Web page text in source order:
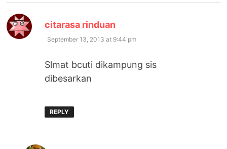
citarasa rinduan
September 13, 2013 at 9:44 pm
Slmat bcuti dikampung sis
dibesarkan
REPLY